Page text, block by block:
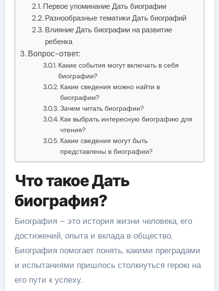
Первое упоминание Дать биографии
Разнообразные тематики Дать биографий
Влияние Дать биографии на развитие
ребенка
Вопрос-ответ:
Какие события могут включать в себя
биографии?
Какие сведения можно найти в
биографии?
Зачем читать биографии?
Как выбрать интересную биографию для
чтения?
Какие сведения могут быть
представлены в биографии?
Что такое Дать
биография?
Биография – это история жизни человека, его
достижений, опыта и вклада в общество.
Биография помогает понять, какими преградами
и испытаниями пришлось столкнуться герою на
его пути к успеху.